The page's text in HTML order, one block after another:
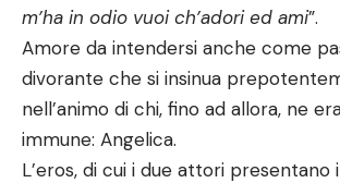
m’ha in odio vuoi ch’adori ed ami”.
Amore da intendersi anche come
divorante che si insinua
nell’animo di chi, fino ad allora, ne
immune: Angelica.
L’eros, di cui i due attori presentano